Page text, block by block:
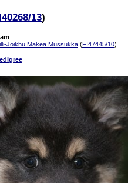
13)
Joikhu Makea Mussukka (FI47445/10)